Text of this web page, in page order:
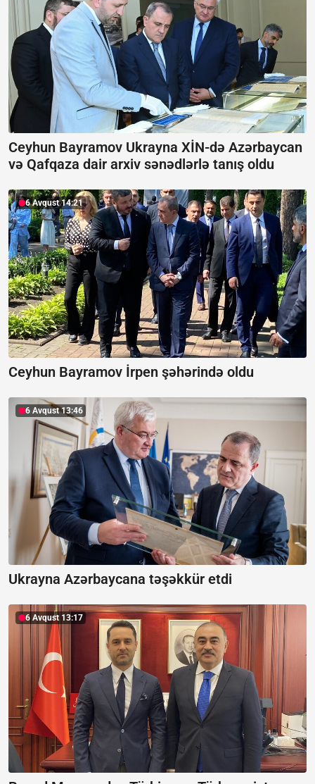
Ceyhun Bayramov Ukrayna XİN-də Azərbaycan
və Qafqaza dair arxiv sənədlərlə tanış oldu
6 Avqust 14:21
Ceyhun Bayramov İrpen şəhərində oldu
6 Avqust 13:46
Ukrayna Azərbaycana təşəkkür etdi
6 Avqust 13:17